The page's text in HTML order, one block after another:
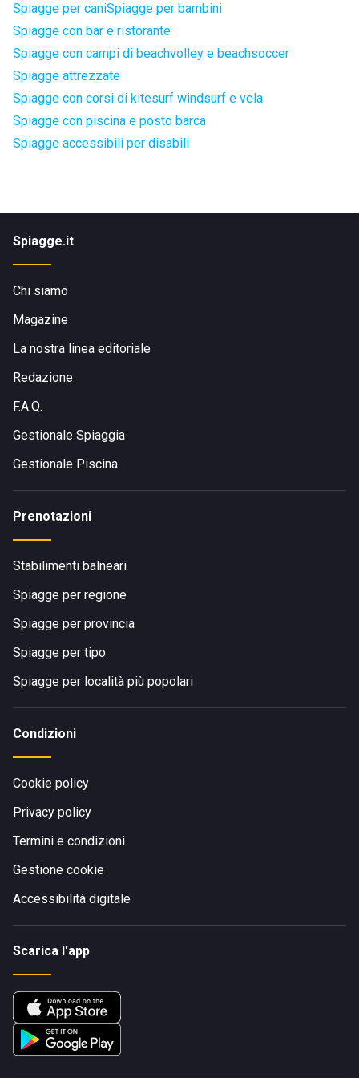
Spiagge per caniSpiagge per bambini
Spiagge con bar e ristorante
Spiagge con campi di beachvolley e beachsoccer
Spiagge attrezzate
Spiagge con corsi di kitesurf windsurf e vela
Spiagge con piscina e posto barca
Spiagge accessibili per disabili
Spiagge.it
Chi siamo
Magazine
La nostra linea editoriale
Redazione
F.A.Q.
Gestionale Spiaggia
Gestionale Piscina
Prenotazioni
Stabilimenti balneari
Spiagge per regione
Spiagge per provincia
Spiagge per tipo
Spiagge per località più popolari
Condizioni
Cookie policy
Privacy policy
Termini e condizioni
Gestione cookie
Accessibilità digitale
Scarica l'app